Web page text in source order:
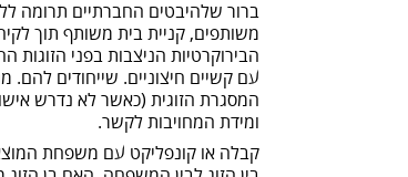
ברור שלהיבטים החברתיים תרומה
משותפים, קניית בית משותף תוך
הבירוקרטיות הניצבות בפני הזוגות
עם קשיים חיצוניים. שייחודים להם.
המסגרת הזוגית (כאשר לא נדרש
ומידת המחויבות לקשר.
קבלה או קונפליקט עם משפחת